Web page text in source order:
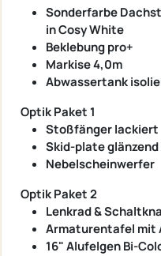
Sonderfarbe
in Cosy White
Beklebung pro+
Markise 4,0m
Abwassertank
Optik Paket 1
Stoßfänger lackiert
Skid-plate
Nebelscheinwerfer
Optik Paket 2
Lenkrad &
Armaturentafel mit
16" Alufelgen Bi-